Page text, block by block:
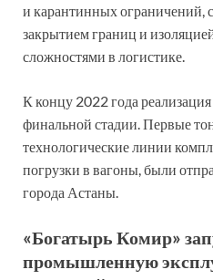
и карантинных ограничений,
закрытием границ и
сложностями в логистике.
К концу 2022 года
финальной стадии. Первые
технологические линии
погрузки в вагоны, были
города Астаны.
«Богатырь Комир»
промышленную